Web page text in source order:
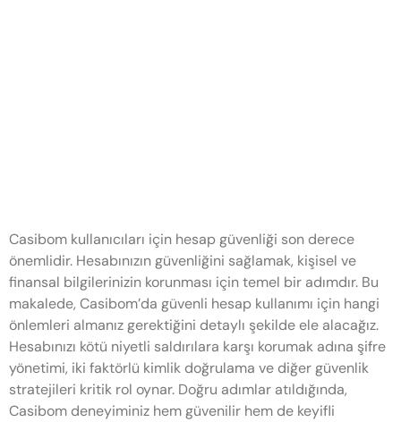
Casibom kullanıcıları için hesap güvenliği son derece
önemlidir. Hesabınızın güvenliğini sağlamak, kişisel ve
finansal bilgilerinizin korunması için temel bir adımdır. Bu
makalede, Casibom’da güvenli hesap kullanımı için hangi
önlemleri almanız gerektiğini detaylı şekilde ele alacağız.
Hesabınızı kötü niyetli saldırılara karşı korumak adına şifre
yönetimi, iki faktörlü kimlik doğrulama ve diğer güvenlik
stratejileri kritik rol oynar. Doğru adımlar atıldığında,
Casibom deneyiminiz hem güvenilir hem de keyifli